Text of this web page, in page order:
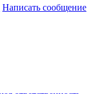
Написать сообщение